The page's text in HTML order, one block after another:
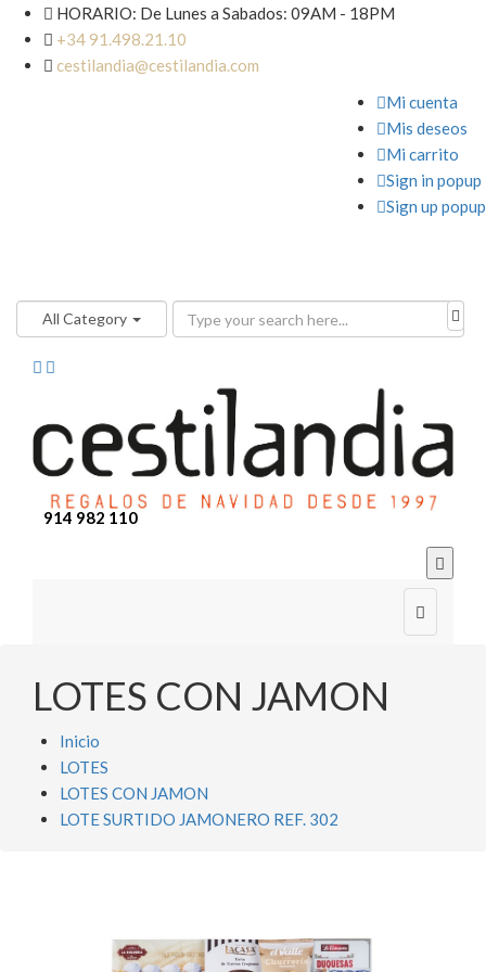
 HORARIO: De Lunes a Sabados: 09AM - 18PM
 +34 91.498.21.10
 cestilandia@cestilandia.com
Mi cuenta
Mis deseos
Mi carrito
Sign in popup
Sign up popup
All Category
914 982 110


LOTES CON JAMON
Inicio
LOTES
LOTES CON JAMON
LOTE SURTIDO JAMONERO REF. 302